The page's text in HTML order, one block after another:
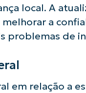
local. A
melhorar a
problemas de
em relação a